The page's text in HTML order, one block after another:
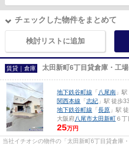
チェックした物件をまとめて
検討リストに追加
賃貸｜倉庫 太田新町6丁目貸倉庫・工場
地下鉄谷町線 「 八尾南 」
関西本線 「 志紀 」駅 徒歩
地下鉄谷町線 「 長原 」駅
大阪府八尾市太田新町 ６丁
25万円
当社イチオシの物件の「太田新町6丁目貸倉庫